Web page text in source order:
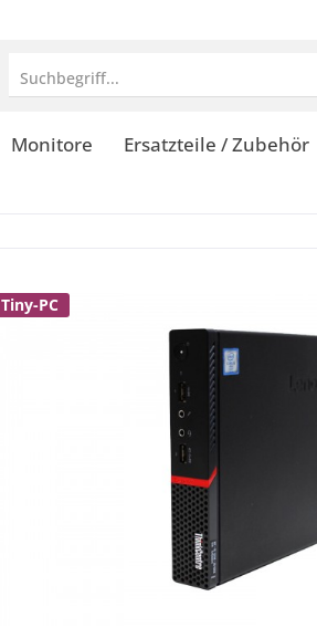
Suchbegriff...
Monitore Ersatzteile / Zubehör
Tiny-PC